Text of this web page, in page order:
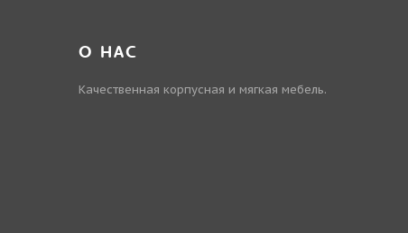
О НАС
Качественная корпусная и мягкая мебель.